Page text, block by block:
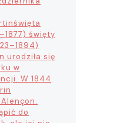
święta
święty
urodziła się
w
W 1844
do